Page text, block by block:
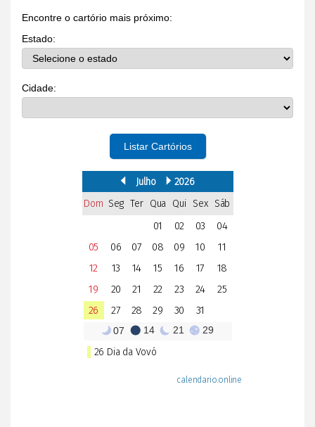
Encontre o cartório mais próximo:
Estado:
Cidade:
Listar Cartórios